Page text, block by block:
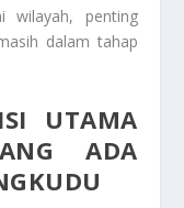
wilayah, penting
dalam tahap
UTAMA
ADA